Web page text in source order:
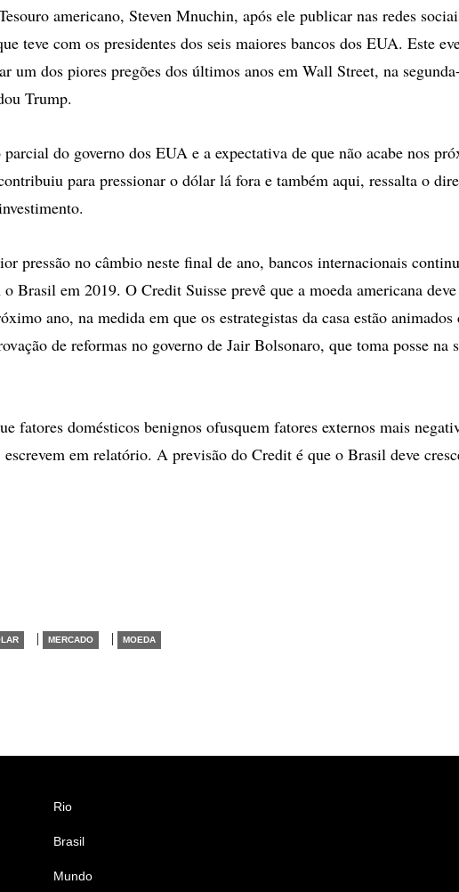
americano, Steven Mnuchin, após ele publicar nas redes
teve com os presidentes dos seis maiores bancos dos EUA. Este
um dos piores pregões dos últimos anos em Wall Street, na
Trump.
do governo dos EUA e a expectativa de que não acabe nos
para pressionar o dólar lá fora e também aqui, ressalta o
pressão no câmbio neste final de ano, bancos internacionais
Brasil em 2019. O Credit Suisse prevê que a moeda americana
ano, na medida em que os estrategistas da casa estão animados
de reformas no governo de Jair Bolsonaro, que toma posse na
fatores domésticos benignos ofusquem fatores externos mais
em relatório. A previsão do Credit é que o Brasil deve
| MERCADO | MOEDA
Rio
Brasil
Mundo